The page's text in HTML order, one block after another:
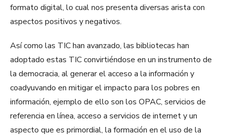
formato digital, lo cual nos presenta diversas arista con
aspectos positivos y negativos.
Así como las TIC han avanzado, las bibliotecas han
adoptado estas TIC convirtiéndose en un instrumento de
la democracia, al generar el acceso a la información y
coadyuvando en mitigar el impacto para los pobres en
información, ejemplo de ello son los OPAC, servicios de
referencia en línea, acceso a servicios de internet y un
aspecto que es primordial, la formación en el uso de la